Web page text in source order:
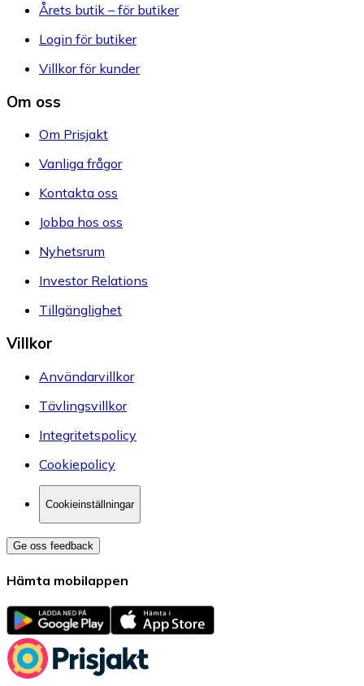
Årets butik – för butiker
Login för butiker
Villkor för kunder
Om oss
Om Prisjakt
Vanliga frågor
Kontakta oss
Jobba hos oss
Nyhetsrum
Investor Relations
Tillgänglighet
Villkor
Användarvillkor
Tävlingsvillkor
Integritetspolicy
Cookiepolicy
Cookieinställningar
Ge oss feedback
Hämta mobilappen